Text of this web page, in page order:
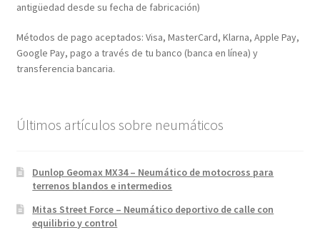
antigüedad desde su fecha de fabricación)
Métodos de pago aceptados: Visa, MasterCard, Klarna, Apple Pay,
Google Pay, pago a través de tu banco (banca en línea) y
transferencia bancaria.
Últimos artículos sobre neumáticos
Dunlop Geomax MX34 – Neumático de motocross para
terrenos blandos e intermedios
Mitas Street Force – Neumático deportivo de calle con
equilibrio y control